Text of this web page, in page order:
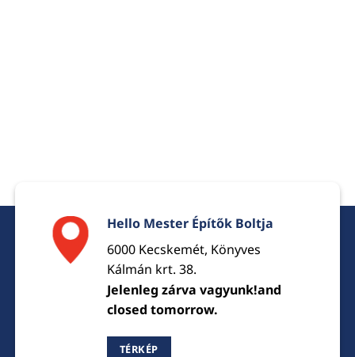
Hello Mester Építők Boltja
6000 Kecskemét, Könyves
Kálmán krt. 38.
Jelenleg zárva vagyunk!and
closed tomorrow.
TÉRKÉP